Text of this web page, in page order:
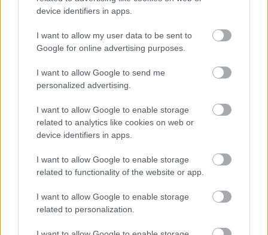
device identifiers in apps.
I want to allow my user data to be sent to
Google for online advertising purposes.
I want to allow Google to send me
personalized advertising.
I want to allow Google to enable storage
related to analytics like cookies on web or
device identifiers in apps.
I want to allow Google to enable storage
related to functionality of the website or app.
I want to allow Google to enable storage
related to personalization.
Torsdag 22. februar: Distanserenn fristil
individuell start
09:00: Para sittende 5km
10:00: 10km fristil, kvinner og para stående
Alt av startlister, detaljer og resultater
Fredag 23. februar: Sprint klassisk
12:15: Sprint prolog, para
12:45: Sprint prolog, kvinner og menn
15:15: Sprint heat og finaler, kvinner og menn
Alt av startlister, detaljer og resultater